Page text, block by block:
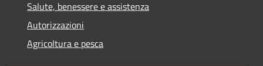
Salute, benessere e assistenza
Autorizzazioni
Agricoltura e pesca